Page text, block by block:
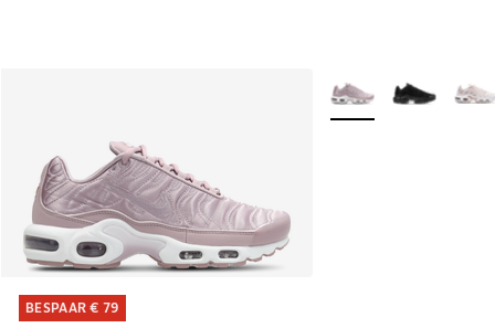
BESPAAR € 79
BESPAAR € 79
Meer kleuren